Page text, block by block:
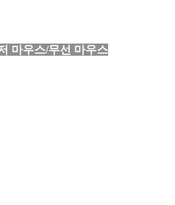
마우스/무선 마우스